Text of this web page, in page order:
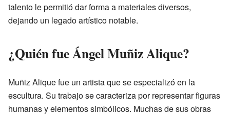
talento le permitió dar forma a materiales diversos,
dejando un legado artístico notable.
¿Quién fue Ángel Muñiz Alique?
Muñiz Alique fue un artista que se especializó en la
escultura. Su trabajo se caracteriza por representar figuras
humanas y elementos simbólicos. Muchas de sus obras